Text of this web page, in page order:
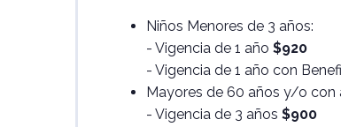
Niños Menores de 3 años:
- Vigencia de 1 año $920
- Vigencia de 1 año con
Mayores de 60 años y/o con
- Vigencia de 3 años $900